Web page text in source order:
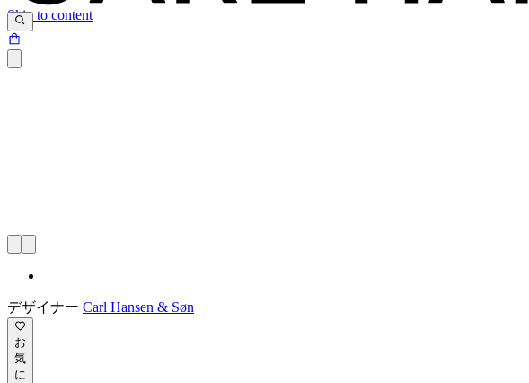
Skip to content
デザイナー Carl Hansen & Søn
お
気
に